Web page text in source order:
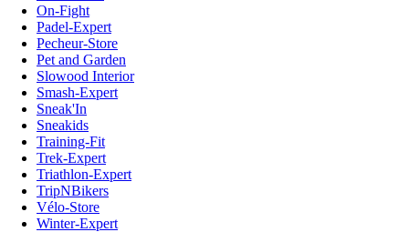
On-Fight
Padel-Expert
Pecheur-Store
Pet and Garden
Slowood Interior
Smash-Expert
Sneak'In
Sneakids
Training-Fit
Trek-Expert
Triathlon-Expert
TripNBikers
Vélo-Store
Winter-Expert